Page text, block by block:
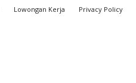
Lowongan Kerja Privacy Policy